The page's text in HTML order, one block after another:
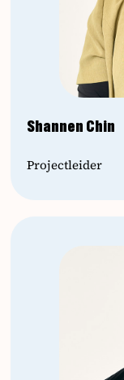
Shannen Chin
Projectleider